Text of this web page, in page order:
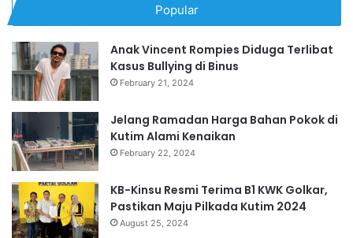
Popular
Anak Vincent Rompies Diduga Terlibat
Kasus Bullying di Binus
February 21, 2024
Jelang Ramadan Harga Bahan Pokok di
Kutim Alami Kenaikan
February 22, 2024
KB-Kinsu Resmi Terima B1 KWK Golkar,
Pastikan Maju Pilkada Kutim 2024
August 25, 2024